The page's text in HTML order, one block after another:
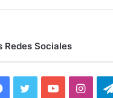
Redes Sociales
F
Y
I